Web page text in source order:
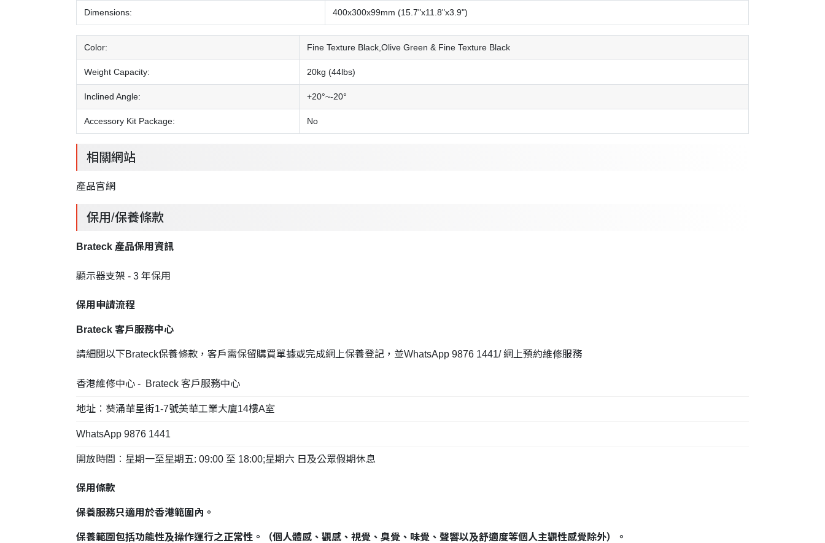
Dimensions: 400x300x99mm (15.7"x11.8"x3.9")
Color: Fine Texture Black,Olive Green & Fine Texture Black
Weight Capacity: 20kg (44lbs)
Inclined Angle: +20°~-20°
Accessory Kit Package: No
相關網站
產品官網
保用/保養條款
Brateck 產品保用資訊
顯示器支架 - 3 年保用
保用申請流程
Brateck 客戶服務中心
請細閱以下Brateck保養條款，客戶需保留購買單據或完成網上保養登記，並WhatsApp 9876 1441/網上預約維修服務
香港維修中心 - Brateck 客戶服務中心
地址︰葵涌華星街1-7號美華工業大廈14樓A室
WhatsApp 9876 1441
開放時間︰星期一至星期五: 09:00 至 18:00;星期六 日及公眾假期休息
保用條款
保養服務只適用於香港範圍內。
保養範圍包括功能性及操作運行之正常性。（個人體感、觀感、視覺、臭覺、味覺、聲響以及舒適度等個人主觀性感覺除外）。